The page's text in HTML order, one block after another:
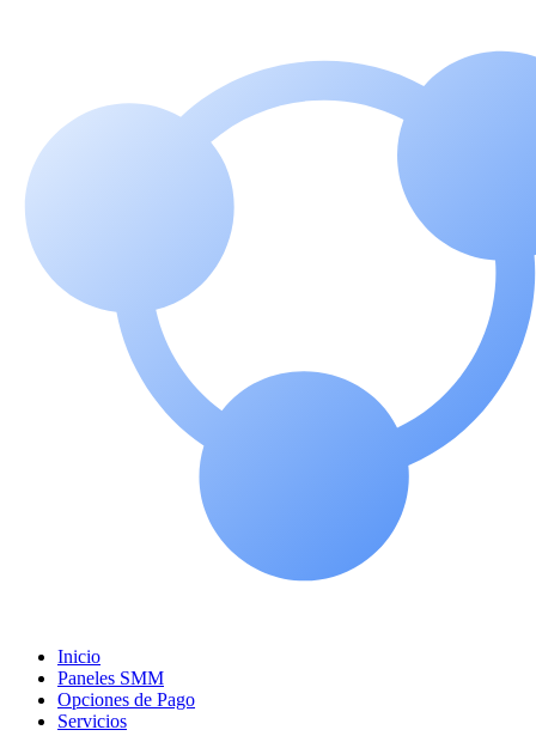
Inicio
Paneles SMM
Opciones de Pago
Servicios